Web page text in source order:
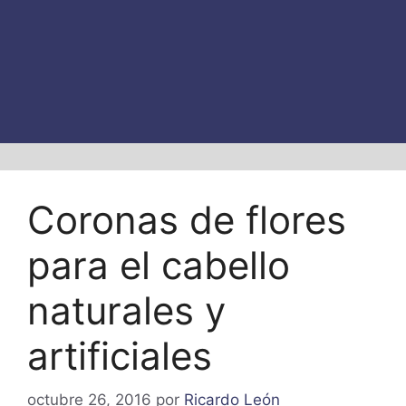
Coronas de flores
para el cabello
naturales y
artificiales
octubre 26, 2016 por Ricardo León